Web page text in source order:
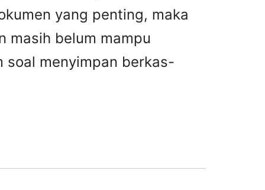
yang penting, maka
masih belum mampu
soal menyimpan berkas-